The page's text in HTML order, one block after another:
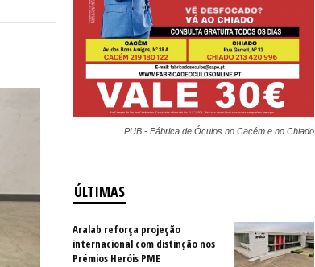
PUB - Fábrica de Óculos no Cacém e no Chiado
ÚLTIMAS
Aralab reforça projeção
internacional com distinção nos
Prémios Heróis PME